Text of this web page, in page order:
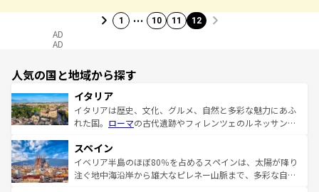
1 … 10 11 12
AD
AD
人気の国と地域から探す
イタリア
イタリアは歴史、文化、グルメ、自然と多彩な魅力にあふ
れた国。 ローマの古代遺跡やフィレンツェのルネッサンス
ろん、トスカーナの美しい田園風景やアマルフィ海岸の絶
景など、自然景観も見逃せない。観光の合間には、本場の
ピザやパスタなど、絶品のイタリア料理を堪能することも
スペイン
イベリア半島のほぼ80％を占めるスペインは、太陽が降り
注ぐ地中海沿岸から雄大なピレネー山脈まで、多彩な自然